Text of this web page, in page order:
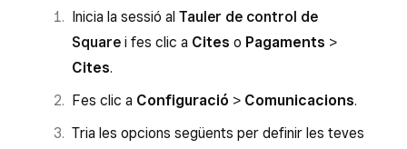
Inicia la sessió al Tauler de control de
Square i fes clic a Cites o Pagaments >
Cites.
Fes clic a Configuració > Comunicacions.
Tria les opcions següents per definir les teves